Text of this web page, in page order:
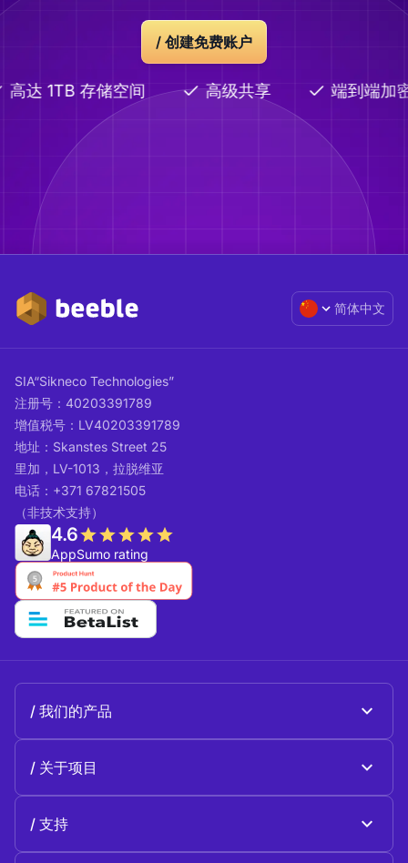
/ 创建免费账户
高达 1TB 存储空间 高级共享 端到端加密
简体中文
SIA“Sikneco Technologies”
注册号：40203391789
增值税号：LV40203391789
地址：Skanstes Street 25
里加，LV-1013，拉脱维亚
电话：+371 67821505
（非技术支持）
4.6
AppSumo rating
我们的产品
关于项目
支持